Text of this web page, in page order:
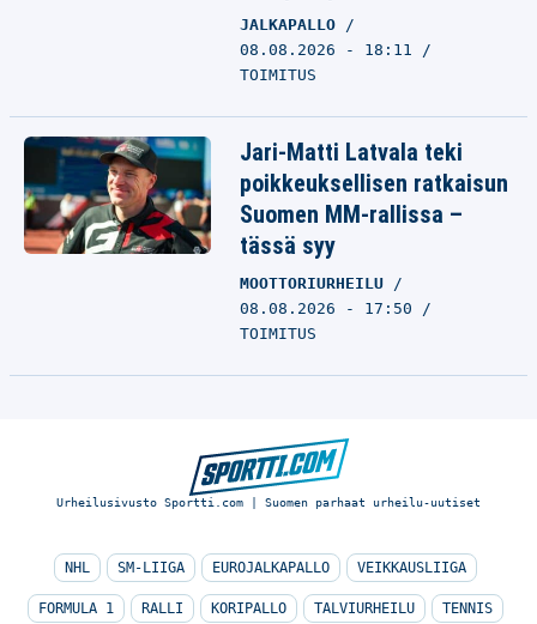
JALKAPALLO
08.08.2026 - 18:11
TOIMITUS
Jari-Matti Latvala teki
poikkeuksellisen ratkaisun
Suomen MM-rallissa –
tässä syy
MOOTTORIURHEILU
08.08.2026 - 17:50
TOIMITUS
Urheilusivusto Sportti.com | Suomen parhaat urheilu-uutiset
NHL SM-LIIGA EUROJALKAPALLO VEIKKAUSLIIGA
FORMULA 1 RALLI KORIPALLO TALVIURHEILU TENNIS